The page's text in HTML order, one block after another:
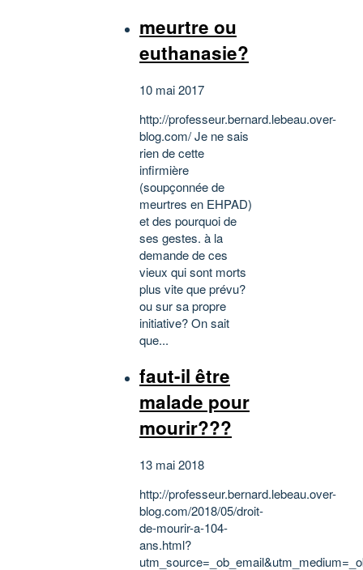
meurtre ou
euthanasie?
10 mai 2017
http://professeur.bernard.lebeau.over-
blog.com/ Je ne sais
rien de cette
infirmière
(soupçonnée de
meurtres en EHPAD)
et des pourquoi de
ses gestes. à la
demande de ces
vieux qui sont morts
plus vite que prévu?
ou sur sa propre
initiative? On sait
que...
faut-il être
malade pour
mourir???
13 mai 2018
http://professeur.bernard.lebeau.over-
blog.com/2018/05/droit-
de-mourir-a-104-
ans.html?